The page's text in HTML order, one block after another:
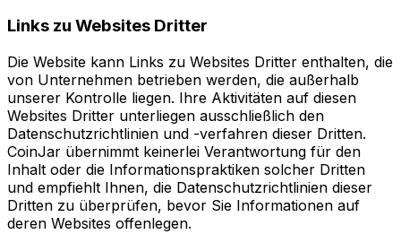
Links zu Websites Dritter
Die Website kann Links zu Websites Dritter enthalten, die
von Unternehmen betrieben werden, die außerhalb
unserer Kontrolle liegen. Ihre Aktivitäten auf diesen
Websites Dritter unterliegen ausschließlich den
Datenschutzrichtlinien und -verfahren dieser Dritten.
CoinJar übernimmt keinerlei Verantwortung für den
Inhalt oder die Informationspraktiken solcher Dritten
und empfiehlt Ihnen, die Datenschutzrichtlinien dieser
Dritten zu überprüfen, bevor Sie Informationen auf
deren Websites offenlegen.